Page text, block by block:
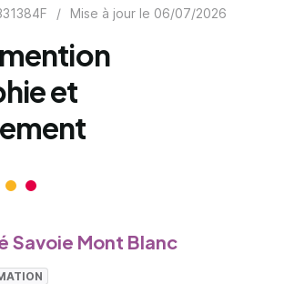
/ Mise à jour le 06/07/2026
et
Savoie Mont Blanc